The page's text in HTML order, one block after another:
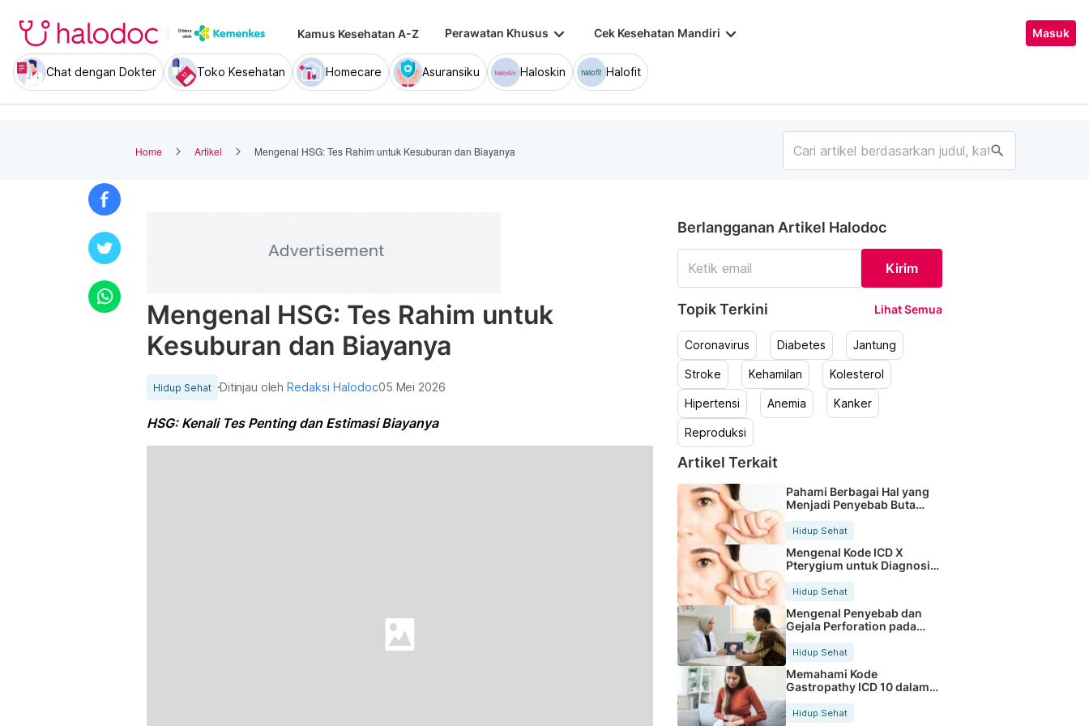
Kamus Kesehatan A-Z Perawatan Khusus keyboard_arrow_down Cek Kesehatan Mandiri keyboard_arrow_down Masuk
Chat dengan Dokter Toko Kesehatan Homecare Asuransiku Haloskin Halofit
Home Artikel Mengenal HSG: Tes Rahim untuk Kesuburan dan Biayanya search
Mengenal HSG: Tes Rahim untuk
Kesuburan dan Biayanya
Hidup Sehat Ditinjau olehRedaksi Halodoc05 Mei 2026
HSG: Kenali Tes Penting dan Estimasi Biayanya
Berlangganan Artikel Halodoc
Kirim
Topik Terkini Lihat Semua
Coronavirus Diabetes Jantung
Stroke Kehamilan Kolesterol
Hipertensi Anemia Kanker
Reproduksi
Artikel Terkait
Pahami Berbagai Hal yang
Menjadi Penyebab Buta
Hidup Sehat
Mengenal Kode ICD X
Pterygium untuk Diagnosis
Hidup Sehat
Mengenal Penyebab dan
Gejala Perforation pada
Tubuh
Hidup Sehat
Memahami Kode
Gastropathy ICD 10 dalam
Rekam Medis Pasien
Hidup Sehat